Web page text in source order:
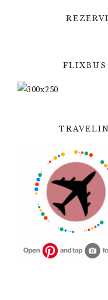
FLIXBUS